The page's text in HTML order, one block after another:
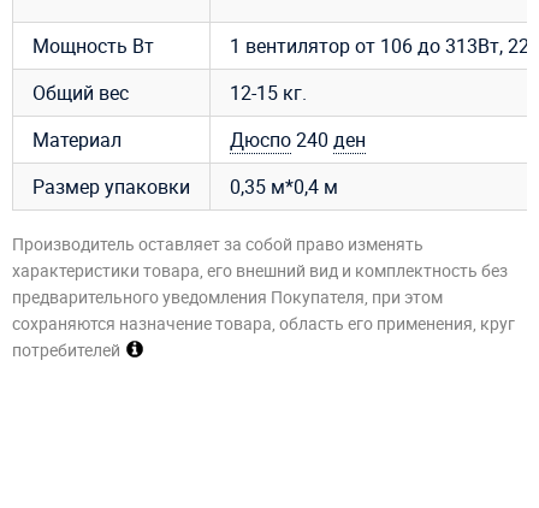
Мощность Вт
1 вентилятор от 106 до 313Вт,
Общий вес
12-15 кг.
Материал
Дюспо240 ден
Размер упаковки
0,35 м*0,4 м
Производитель оставляет за собой право изменять
характеристики товара, его внешний вид и комплектность без
предварительного уведомления Покупателя, при этом
сохраняются назначение товара, область его применения, круг
потребителей